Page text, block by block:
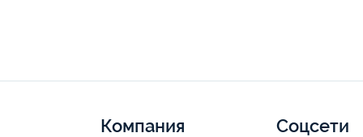
Компания Соцсети